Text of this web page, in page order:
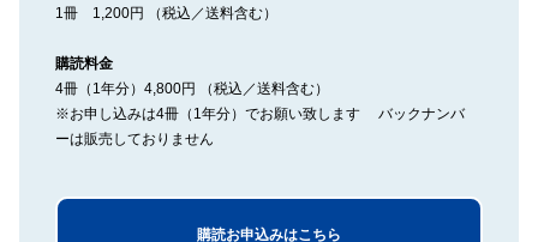
1冊 1,200円 （税込／送料含む）
購読料金
4冊（1年分）4,800円 （税込／送料含む）
※お申し込みは4冊（1年分）でお願い致します バックナンバ
ーは販売しておりません
購読お申込みはこちら